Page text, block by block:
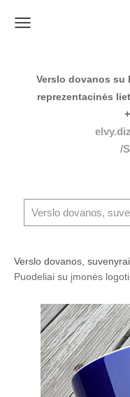
Verslo dovanos su
reprezentacinės
/
Verslo dovanos,
Verslo dovanos,
Puodeliai su įmonės